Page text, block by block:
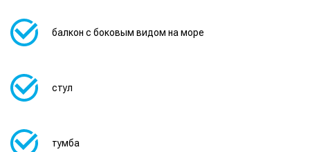
балкон с боковым видом на море
стул
тумба